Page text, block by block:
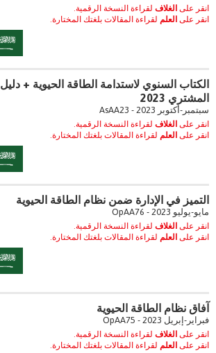
انقر على الغلاف لقراءة النسخة الرقمية.
انقر على العلم لقراءة المقالات بلغتك المختارة.
الكتاب السنوي لاستدامة الطاقة الحيوية + دليل
المشتري 2023
سبتمبر-أكتوبر 2023 - AsAA23
انقر على الغلاف لقراءة النسخة الرقمية.
انقر على العلم لقراءة المقالات بلغتك المختارة.
التميز في الإدارة ضمن نظام الطاقة الحيوية
مايو-يوليو 2023 - OpAA76
انقر على الغلاف لقراءة النسخة الرقمية.
انقر على العلم لقراءة المقالات بلغتك المختارة.
آفاق نظام الطاقة الحيوية
فبراير-إبريل 2023 - OpAA75
انقر على الغلاف لقراءة النسخة الرقمية.
انقر على العلم لقراءة المقالات بلغتك المختارة.